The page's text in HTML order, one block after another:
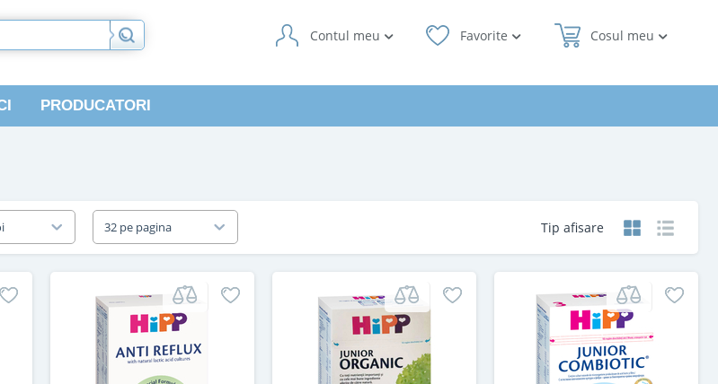
Cosul meu
Favorite
Contul meu
PRODUCATORI
Tip afisare
32 pe pagina